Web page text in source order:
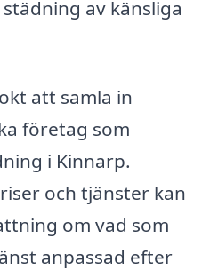
av känsliga
att samla in
företag som
i Kinnarp.
och tjänster kan
om vad som
anpassad efter